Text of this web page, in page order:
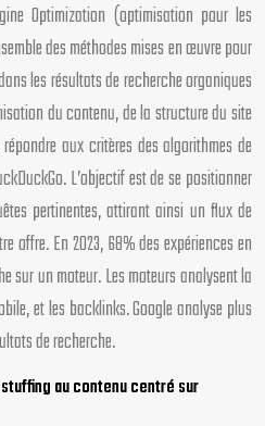
Optimization (optimisation pour les
des méthodes mises en œuvre pour
les résultats de recherche organiques
du contenu, de la structure du site
aux critères des algorithmes de
L’objectif est de se positionner
pertinentes, attirant ainsi un flux de
offre. En 2023, 68% des expériences en
sur un moteur. Les moteurs analysent la
et les backlinks. Google analyse plus
de recherche.
stuffing au contenu centré sur